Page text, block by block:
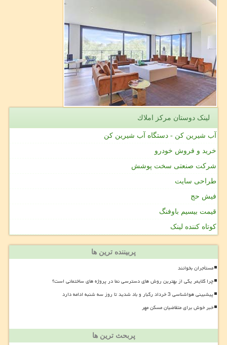
لینک دوستان مركز املاك
آب شیرین کن - دستگاه آب شیرین کن
خرید و فروش خودرو
شرکت صنعتی سخت پوشش
طراحی سایت
فیش حج
قیمت بیسیم باوفنگ
کوتاه کننده لینک
پربیننده ترین ها
مستأجران بخوانند
چرا کلایمر یکی از بهترین روش های دسترسی نما در پروژه های ساختمانی است؟
پیشبینی هواشناسی 3 خرداد رگبار و باد شدید تا روز سه شنبه ادامه دارد
خبر خوش برای متقاضیان مسکن مهر
پربحث ترین ها